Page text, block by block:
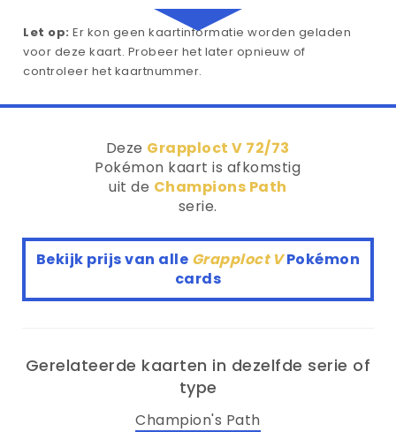
Let op: Er kon geen kaartinformatie worden geladen
voor deze kaart. Probeer het later opnieuw of
controleer het kaartnummer.
Deze Grapploct V 72/73
Pokémon kaart is afkomstig
uit de Champions Path
serie.
Bekijk prijs van alle Grapploct VPokémon
cards
Gerelateerde kaarten in dezelfde serie of
type
Champion's Path